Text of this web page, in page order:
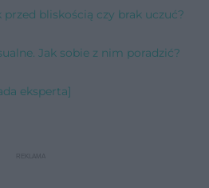
przed bliskością czy brak uczuć?
Jak sobie z nim poradzić?
eksperta]